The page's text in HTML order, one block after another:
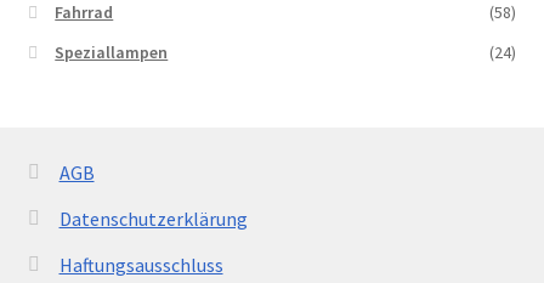
Fahrrad
(58)
Speziallampen
(24)
AGB
Datenschutzerklärung
Haftungsausschluss